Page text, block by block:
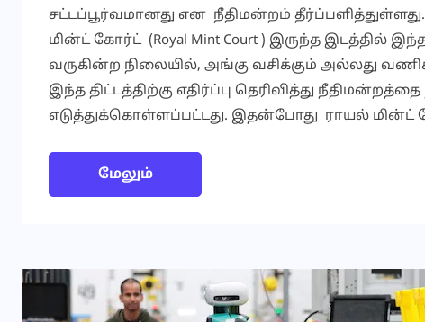
சட்டப்பூர்வமானது என நீதிமன்றம்
மின்ட் கோர்ட் (Royal Mint Court ) இருந்த இடத்தில்
வருகின்ற நிலையில், அங்கு வசிக்கும் அல்லது
இந்த திட்டத்திற்கு எதிர்ப்பு தெரிவித்து
எடுத்துக்கொள்ளப்பட்டது. இதன்போது ராயல் மின்ட்
மேலும்